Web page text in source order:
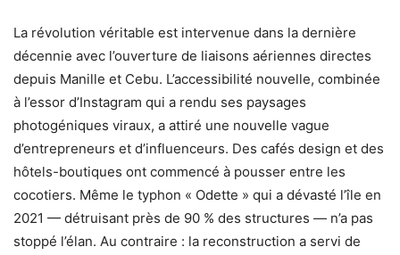
La révolution véritable est intervenue dans la dernière
décennie avec l’ouverture de liaisons aériennes directes
depuis Manille et Cebu. L’accessibilité nouvelle, combinée
à l’essor d’Instagram qui a rendu ses paysages
photogéniques viraux, a attiré une nouvelle vague
d’entrepreneurs et d’influenceurs. Des cafés design et des
hôtels-boutiques ont commencé à pousser entre les
cocotiers. Même le typhon « Odette » qui a dévasté l’île en
2021 — détruisant près de 90 % des structures — n’a pas
stoppé l’élan. Au contraire : la reconstruction a servi de